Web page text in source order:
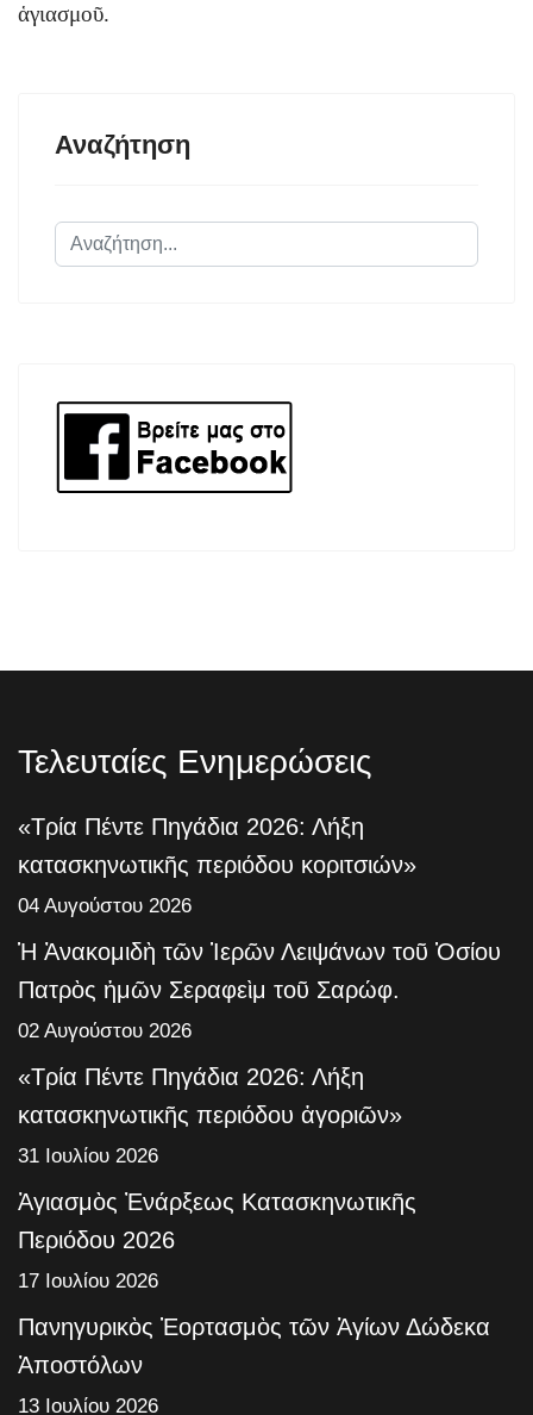
ἁγιασμοῦ.
Αναζήτηση
Αναζήτηση...
Τελευταίες Ενημερώσεις
«Τρία Πέντε Πηγάδια 2026: Λήξη
κατασκηνωτικῆς περιόδου κοριτσιών»
04 Αυγούστου 2026
Ἡ Ἀνακομιδὴ τῶν Ἱερῶν Λειψάνων τοῦ Ὁσίου
Πατρὸς ἡμῶν Σεραφεὶμ τοῦ Σαρώφ.
02 Αυγούστου 2026
«Τρία Πέντε Πηγάδια 2026: Λήξη
κατασκηνωτικῆς περιόδου ἀγοριῶν»
31 Ιουλίου 2026
Ἁγιασμὸς Ἐνάρξεως Κατασκηνωτικῆς
Περιόδου 2026
17 Ιουλίου 2026
Πανηγυρικὸς Ἑορτασμὸς τῶν Ἁγίων Δώδεκα
Ἀποστόλων
13 Ιουλίου 2026